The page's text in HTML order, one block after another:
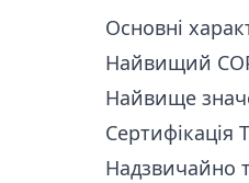
Основні
Найвищий
Найвище
Сертифікація
Надзвичайно